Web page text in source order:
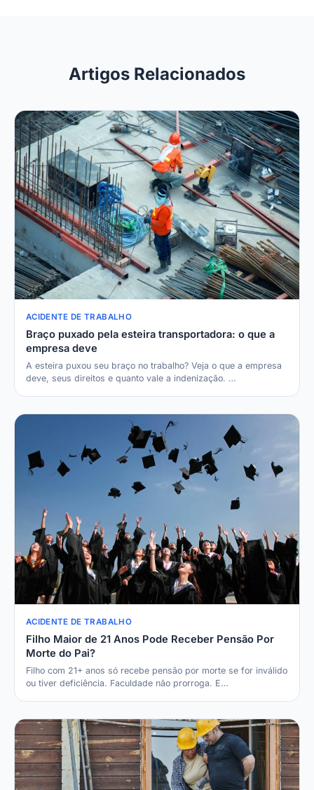
Artigos Relacionados
ACIDENTE DE TRABALHO
Braço puxado pela esteira transportadora: o que a
empresa deve
A esteira puxou seu braço no trabalho? Veja o que a empresa
deve, seus direitos e quanto vale a indenização. …
ACIDENTE DE TRABALHO
Filho Maior de 21 Anos Pode Receber Pensão Por
Morte do Pai?
Filho com 21+ anos só recebe pensão por morte se for inválido
ou tiver deficiência. Faculdade não prorroga. E…